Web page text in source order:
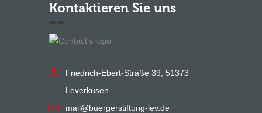
Kontaktieren Sie uns
Friedrich-Ebert-Straße 39, 51373
Leverkusen
mail@buergerstiftung-lev.de